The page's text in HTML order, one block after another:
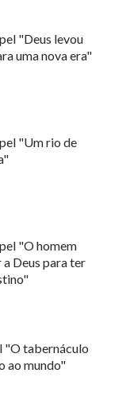
"Deus levou
uma nova era"
"Um rio de
"O homem
Deus para ter
"O tabernáculo
ao mundo"